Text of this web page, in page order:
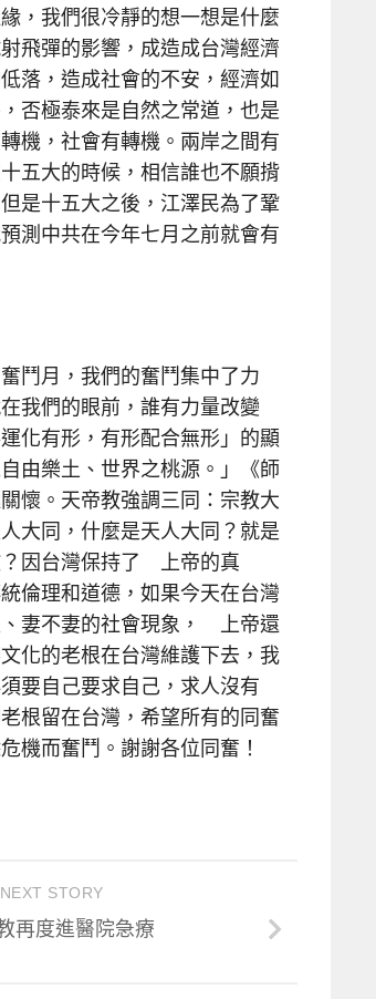
，我們很冷靜的想一想是什麼
飛彈的影響，成造成台灣經濟
落，造成社會的不安，經濟如
否極泰來是自然之常道，也是
機，社會有轉機。兩岸之間有
五大的時候，相信誰也不願揹
是十五大之後，江澤民為了鞏
測中共在今年七月之前就會有
鬥月，我們的奮鬥集中了力
我們的眼前，誰有力量改變
化有形，有形配合無形」的顯
由樂土、世界之桃源。」《師
懷。天帝教強調三同：宗教大
大同，什麼是天人大同？就是
？因台灣保持了 上帝的真
倫理和道德，如果今天在台灣
、妻不妻的社會現象， 上帝還
化的老根在台灣維護下去，我
要自己要求自己，求人沒有
根留在台灣，希望所有的同奮
機而奮鬥。謝謝各位同奮！
NEXT STORY
再度進醫院急療